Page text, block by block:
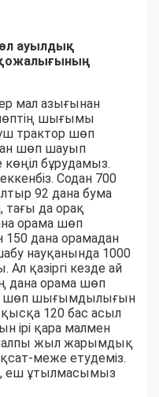
ауылдық
қожалығының
мал азығынан
шөптің шығымы
трактор шөп
шөп шауып
көңіл бұрудамыз.
Содан 700
92 дана бума
да орақ
орама шөп
дана орамадан
науқанында 1000
қазіргі кезде ай
дана орама шөп
шөп шығымдылығын
120 бас асыл
ірі қара малмен
жыл жарымдық
меже етудеміз.
еш ұтылмасымыз